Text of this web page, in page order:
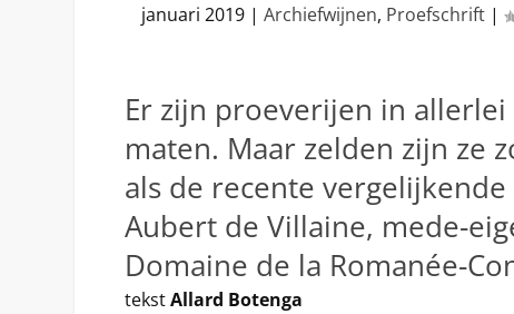
januari 2019 |Archiefwijnen, Proefschrift |
Er zijn proeverijen in
maten. Maar zelden zijn ze
als de recente
Aubert de Villaine, mede-
Domaine de la Romanée-
tekstAllard Botenga